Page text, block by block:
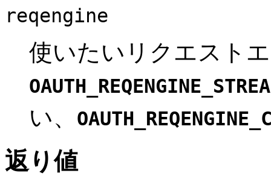
reqengine
使いたいリクエスト
い、
返り値